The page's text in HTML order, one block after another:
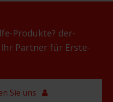
Produkte? der-
Partner für Erste-
Sie uns